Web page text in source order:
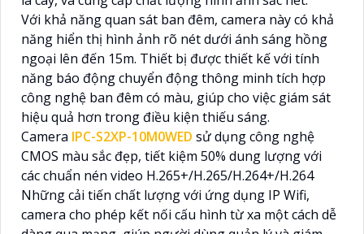
Với khả năng quan sát ban đêm, camera này có khả
năng hiển thị hình ảnh rõ nét dưới ánh sáng hồng
ngoại lên đến 15m. Thiết bị được thiết kế với tính
năng báo động chuyển động thông minh tích hợp
công nghệ ban đêm có màu, giúp cho việc giám sát
hiệu quả hơn trong điều kiện thiếu sáng.
Camera IPC-S2XP-10M0WED sử dụng công nghệ
CMOS màu sắc đẹp, tiết kiệm 50% dung lượng với
các chuẩn nén video H.265+/H.265/H.264+/H.264
Những cải tiến chất lượng với ứng dụng IP Wifi,
camera cho phép kết nối cấu hình từ xa một cách dễ